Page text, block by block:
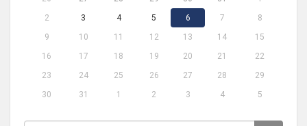
2
3 4 5 6 7
8
9
10 11 12 13 14
15
16
17 18 19 20 21
22
23
24 25 26 27 28
29
30
31 1 2 3 4 5